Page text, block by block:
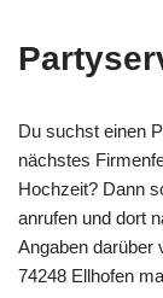
Du suchst einen
nächstes
Hochzeit? Dann
anrufen und dort
Angaben darüber
74248 Ellhofen